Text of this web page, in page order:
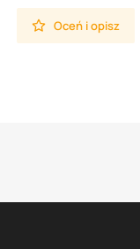
Oceń i opisz